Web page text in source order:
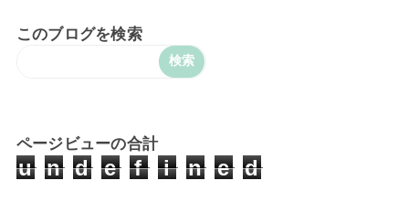
このブログを検索
ページビューの合計
u n d e f i n e d